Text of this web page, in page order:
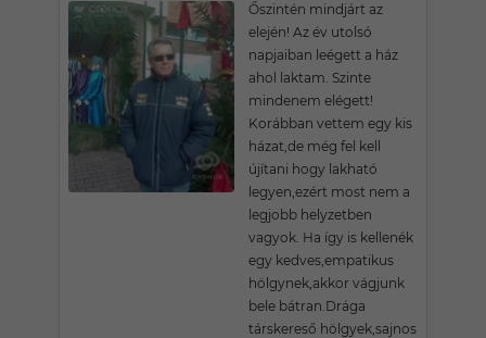
Őszintén mindjárt az
elején! Az év utolsó
napjaiban leégett a ház
ahol laktam. Szinte
mindenem elégett!
Korábban vettem egy kis
házat,de még fel kell
újítani hogy lakható
legyen,ezért most nem a
legjobb helyzetben
vagyok. Ha így is kellenék
egy kedves,empatikus
hölgynek,akkor vágjunk
bele bátran.Drága
társkereső hölgyek,sajnos